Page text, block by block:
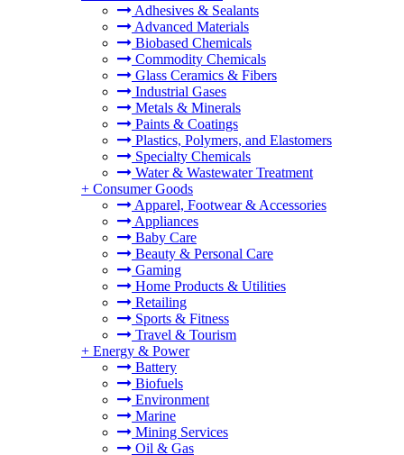
Adhesives & Sealants
Advanced Materials
Biobased Chemicals
Commodity Chemicals
Glass Ceramics & Fibers
Industrial Gases
Metals & Minerals
Paints & Coatings
Plastics, Polymers, and Elastomers
Specialty Chemicals
Water & Wastewater Treatment
+ Consumer Goods
Apparel, Footwear & Accessories
Appliances
Baby Care
Beauty & Personal Care
Gaming
Home Products & Utilities
Retailing
Sports & Fitness
Travel & Tourism
+ Energy & Power
Battery
Biofuels
Environment
Marine
Mining Services
Oil & Gas